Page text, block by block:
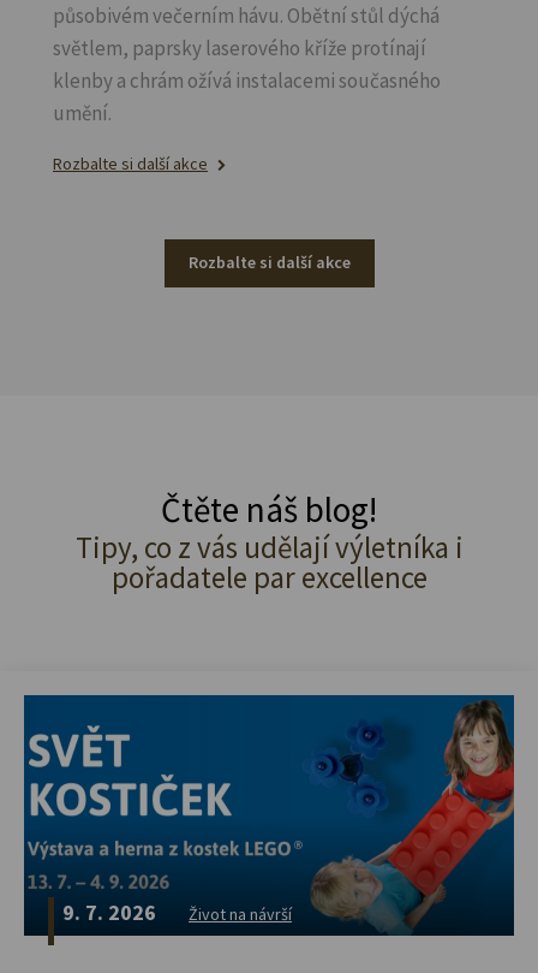
působivém večerním hávu. Obětní stůl dýchá
světlem, paprsky laserového kříže protínají
klenby a chrám ožívá instalacemi současného
umění.
Rozbalte si další akce
Rozbalte si další akce
Čtěte náš blog!
Tipy, co z vás udělají výletníka i
pořadatele par excellence
9. 7. 2026 Život na návrší